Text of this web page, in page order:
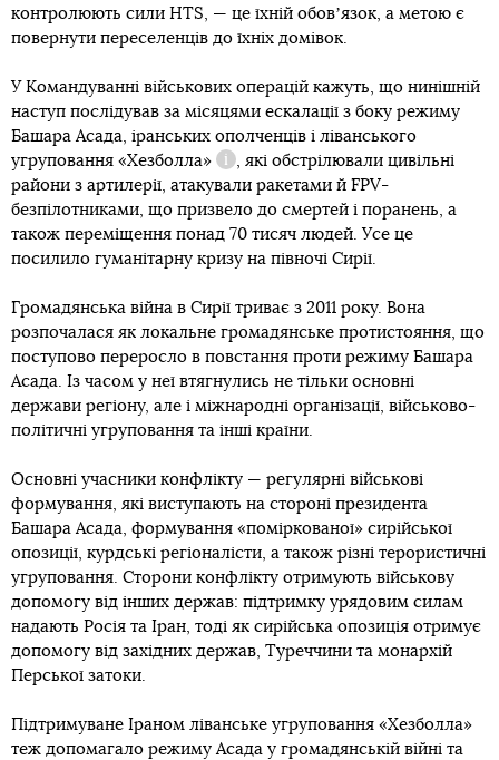
контролюють сили HTS, — це їхній обовʼязок, а метою є
повернути переселенців до їхніх домівок.
У Командуванні військових операцій кажуть, що нинішній
наступ послідував за місяцями ескалації з боку режиму
Башара Асада, іранських ополченців і ліванського
угруповання «Хезболла»
Довідка
, які обстрілювали цивільні
райони з артилерії, атакували ракетами й FPV-
безпілотниками, що призвело до смертей і поранень, а
також переміщення понад 70 тисяч людей. Усе це
посилило гуманітарну кризу на півночі Сирії.
Громадянська війна в Сирії триває з 2011 року. Вона
розпочалася як локальне громадянське протистояння, що
поступово переросло в повстання проти режиму Башара
Асада. Із часом у неї втягнулись не тільки основні
держави регіону, але і міжнародні організації, військово-
політичні угруповання та інші країни.
Основні учасники конфлікту — регулярні військові
формування, які виступають на стороні президента
Башара Асада, формування «поміркованої» сирійської
опозиції, курдські регіоналісти, а також різні терористичні
угруповання. Сторони конфлікту отримують військову
допомогу від інших держав: підтримку урядовим силам
надають Росія та Іран, тоді як сирійська опозиція отримує
допомогу від західних держав, Туреччини та монархій
Перської затоки.
Підтримуване Іраном ліванське угруповання «Хезболла»
теж допомагало режиму Асада у громадянській війні та